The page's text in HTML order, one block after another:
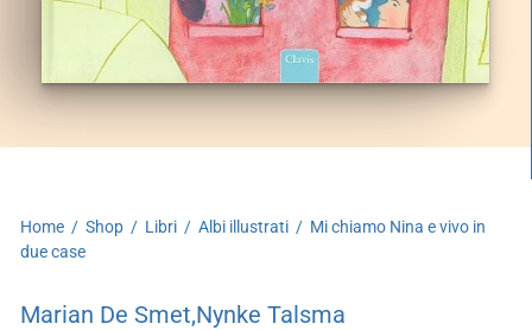
Home / Shop / Libri / Albi illustrati / Mi chiamo Nina e vivo in
due case
Marian De Smet,Nynke Talsma